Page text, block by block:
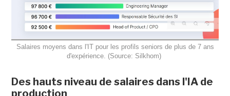
Salaires moyens dans l'IT pour les profils seniors de plus de 7 ans
d'expérience. (Source: Silkhom)
Des hauts niveau de salaires dans l'IA de
production